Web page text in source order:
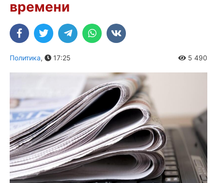
времени
Политика, 17:25 5 490